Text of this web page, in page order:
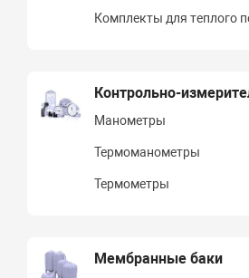
Комплекты для теплого
Контрольно-
Манометры
Термоманометры
Термометры
Мембранные баки